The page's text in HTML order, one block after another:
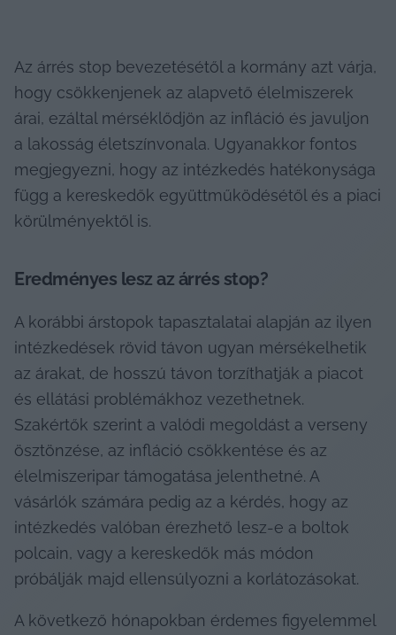
Az árrés stop bevezetésétől a kormány azt várja,
hogy csökkenjenek az alapvető élelmiszerek
árai, ezáltal mérséklődjön az infláció és javuljon
a lakosság életszínvonala. Ugyanakkor fontos
megjegyezni, hogy az intézkedés hatékonysága
függ a kereskedők együttműködésétől és a piaci
körülményektől is.
Eredményes lesz az árrés stop?
A korábbi árstopok tapasztalatai alapján az ilyen
intézkedések rövid távon ugyan mérsékelhetik
az árakat, de hosszú távon torzíthatják a piacot
és ellátási problémákhoz vezethetnek.
Szakértők szerint a valódi megoldást a verseny
ösztönzése, az infláció csökkentése és az
élelmiszeripar támogatása jelenthetné. A
vásárlók számára pedig az a kérdés, hogy az
intézkedés valóban érezhető lesz-e a boltok
polcain, vagy a kereskedők más módon
próbálják majd ellensúlyozni a korlátozásokat.
A következő hónapokban érdemes figyelemmel